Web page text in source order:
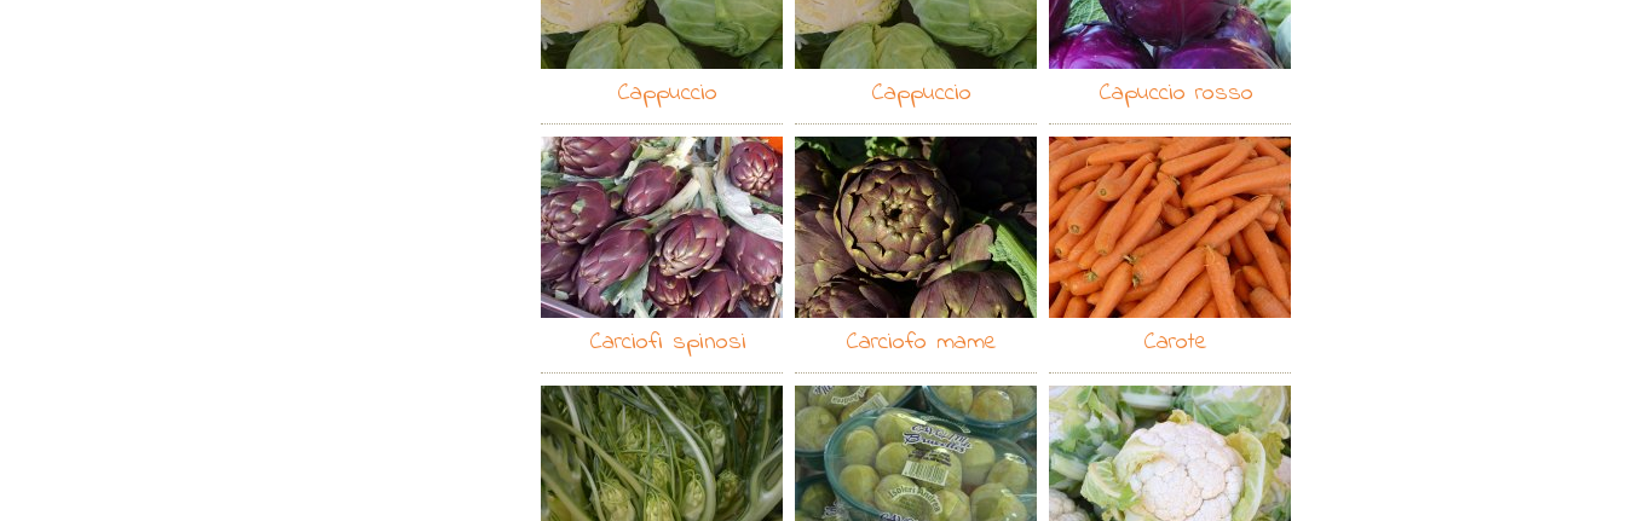
Cappuccio Cappuccio Capuccio rosso
Carciofi spinosi Carciofo mame Carote